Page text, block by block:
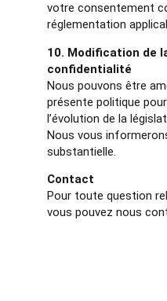
votre consentement
réglementation
10. Modification de
confidentialité
Nous pouvons être
présente politique
l’évolution de la
Nous vous
substantielle.
Contact
Pour toute question
vous pouvez nous